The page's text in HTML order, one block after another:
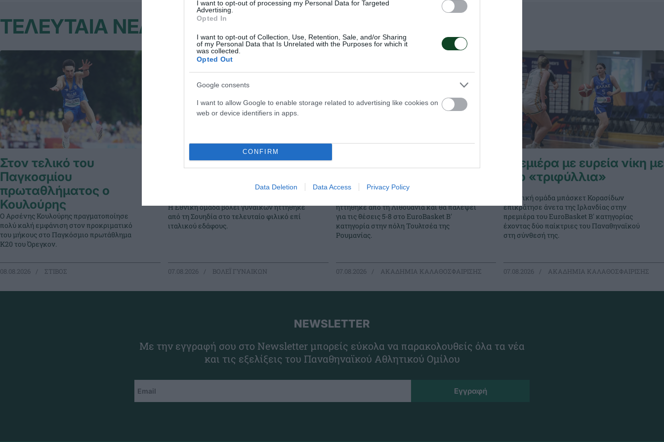
I want to opt-out of processing my Personal Data for Targeted
Advertising.
Opted In
I want to opt-out of Collection, Use, Retention, Sale, and/or Sharing
of my Personal Data that Is Unrelated with the Purposes for which it
was collected.
Opted Out
Google consents
I want to allow Google to enable storage related to advertising like cookies on
web or device identifiers in apps.
CONFIRM
Data Deletion Data Access Privacy Policy
ΤΕΛΕΥΤΑΙΑ ΝΕΑ
Στον τελικό του
Παγκοσμίου
πρωταθλήματος ο
Κουλούρης
Ο Αρσένης Κουλούρης πραγματοποίησε
πολύ καλή εμφάνιση στον προκριματικό
του μήκους στο Παγκόσμιο πρωτάθλημα
Κ20 του Όρεγκον.
08.08.2026 ΣΤΙΒΟΣ
Φιλική ήττα από τη
Η Εθνική ομάδα βόλεϊ γυναικών ηττήθηκε
από τη Σουηδία στο τελευταίο φιλικό επί
ιταλικού εδάφους.
07.08.2026 ΒΟΛΕΪ ΓΥΝΑΙΚΩΝ
ηττήθηκε από τη Λιθουανία και θα παλέψει
για τις θέσεις 5-8 στο EuroBasket Β'
κατηγορία στην πόλη Τουλτσέα της
Ρουμανίας.
07.08.2026 ΑΚΑΔΗΜΙΑ ΚΑΛΑΘΟΣΦΑΙΡΙΣΗΣ
Πρεμιέρα με ευρεία νίκη με
δύο «τριφύλλια»
Η Εθνική ομάδα μπάσκετ Κορασίδων
επικράτησε άνετα της Ιρλανδίας στην
πρεμιέρα του EuroBasket Β' κατηγορίας
έχοντας δύο παίκτριες του Παναθηναϊκού
στη σύνθεσή της.
07.08.2026 ΑΚΑΔΗΜΙΑ ΚΑΛΑΘΟΣΦΑΙΡΙΣΗΣ
NEWSLETTER
Με την εγγραφή σου στο Newsletter μπορείς εύκολα να παρακολουθείς όλα τα νέα
και τις εξελίξεις του Παναθηναϊκού Αθλητικού Ομίλου